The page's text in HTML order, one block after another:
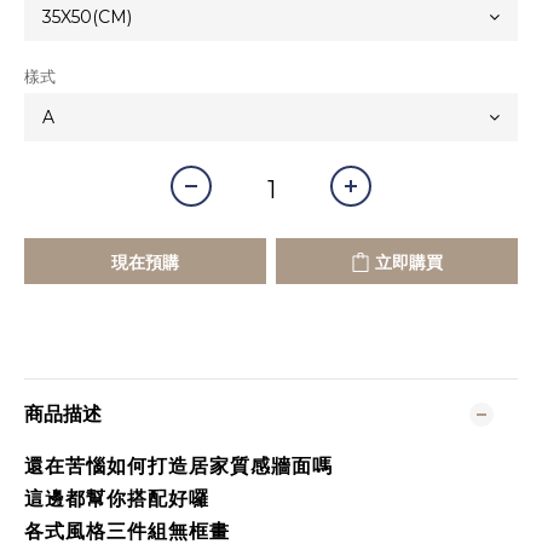
樣式
現在預購 立即購買
商品描述
還在苦惱如何打造居家質感牆面嗎
這邊都幫你搭配好囉
各式風格三件組無框畫